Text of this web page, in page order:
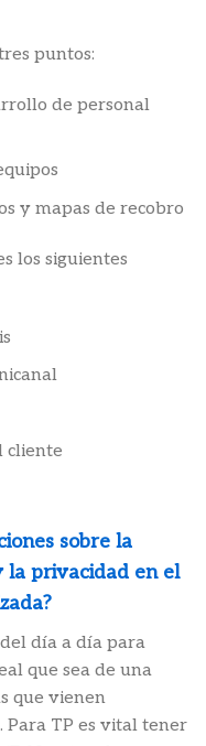
puntos:
de personal
y mapas de recobro
los siguientes
cliente
sobre la
la privacidad en el
día a día para
que sea de una
que vienen
Para TP es vital tener